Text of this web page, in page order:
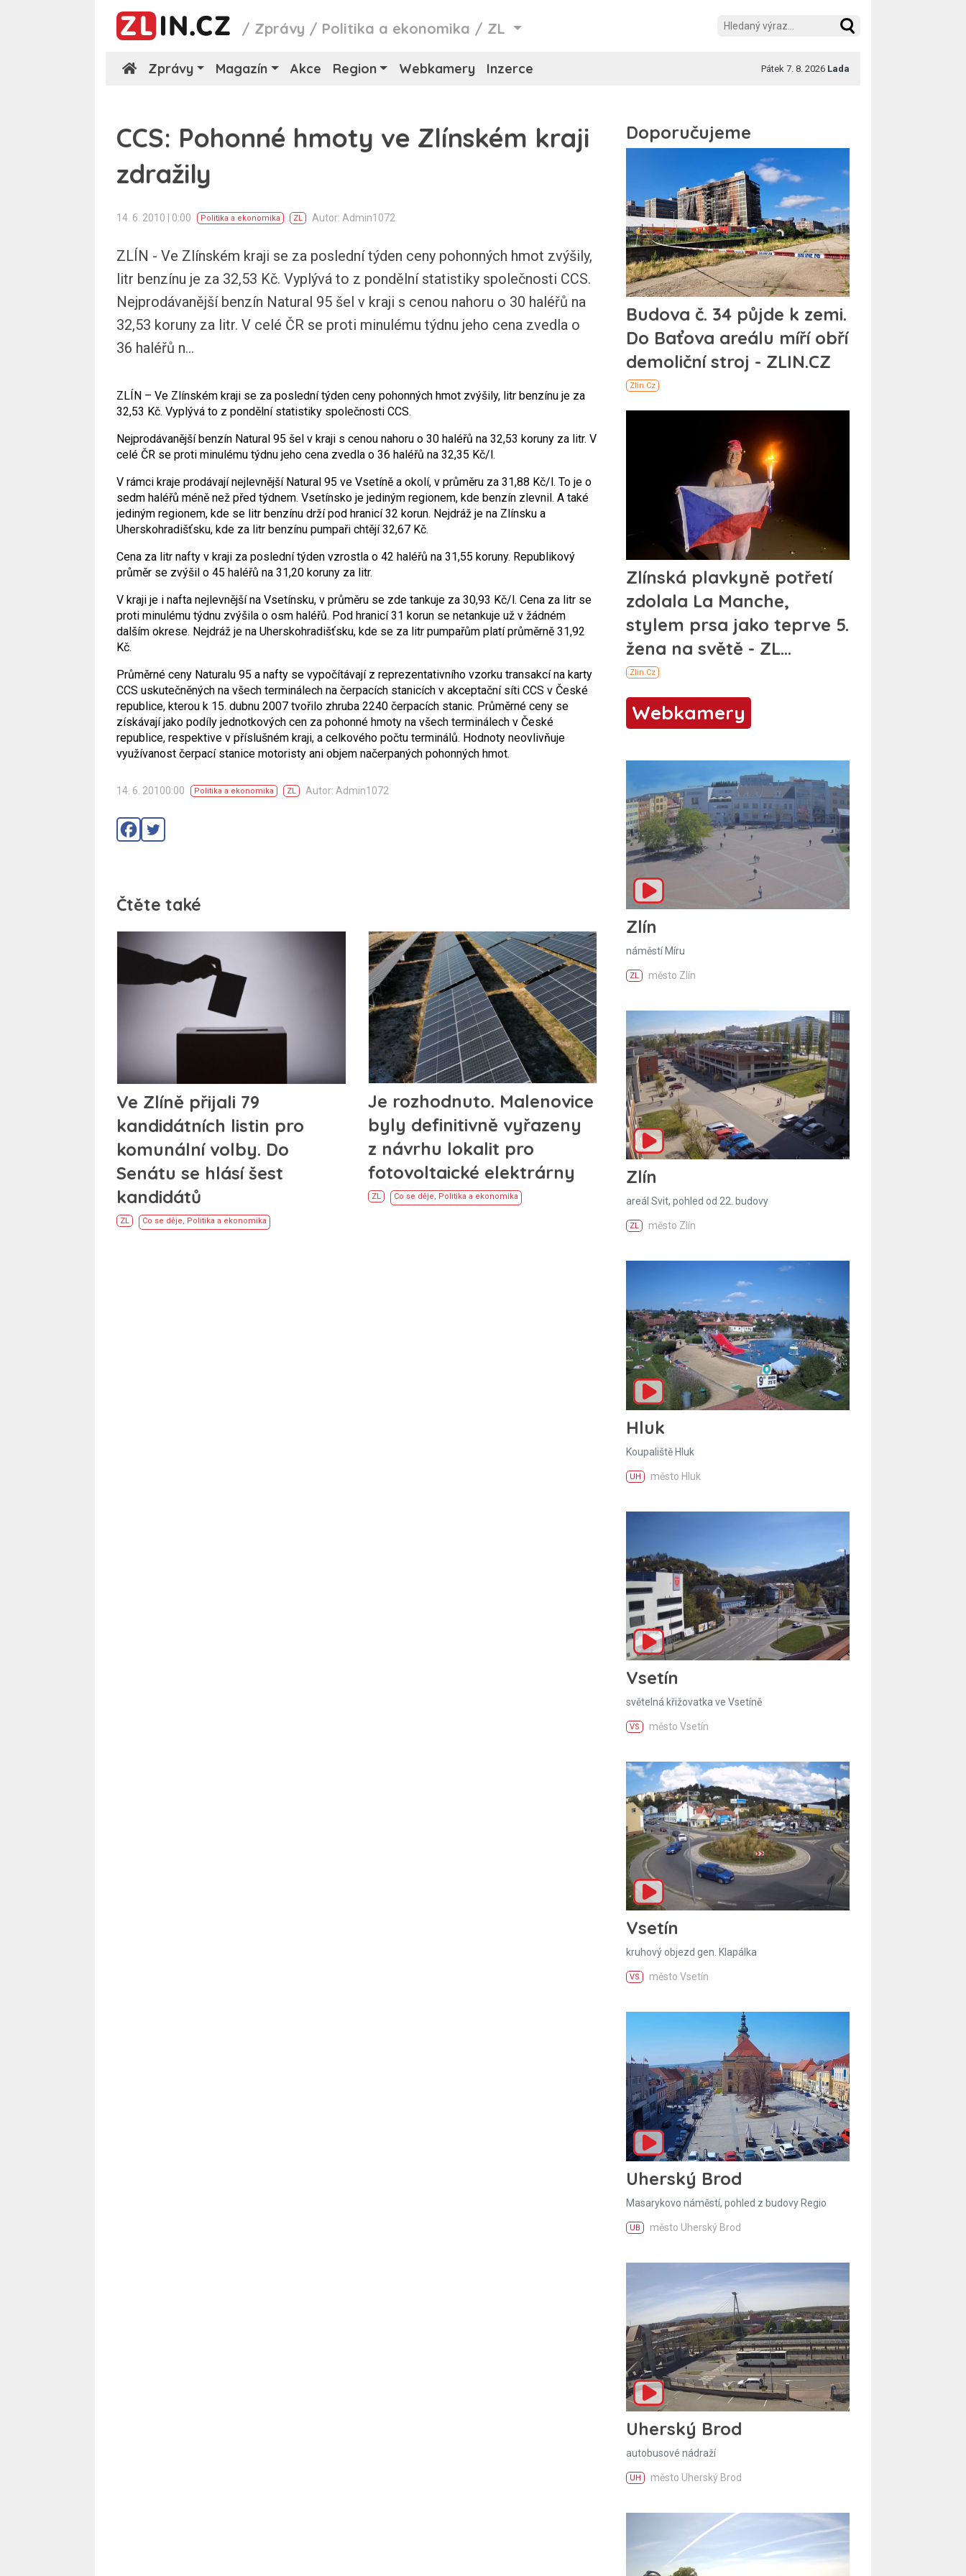
/ Zprávy / Politika a ekonomika / ZL
Zprávy Magazín Akce Region Webkamery Inzerce Pátek 7. 8. 2026 Lada
CCS: Pohonné hmoty ve Zlínském kraji
zdražily
14. 6. 2010 | 0:00 Politika a ekonomika ZL Autor: Admin1072
ZLÍN - Ve Zlínském kraji se za poslední týden ceny pohonných hmot zvýšily,
litr benzínu je za 32,53 Kč. Vyplývá to z pondělní statistiky společnosti CCS.
Nejprodávanější benzín Natural 95 šel v kraji s cenou nahoru o 30 haléřů na
32,53 koruny za litr. V celé ČR se proti minulému týdnu jeho cena zvedla o
36 haléřů n...
ZLÍN – Ve Zlínském kraji se za poslední týden ceny pohonných hmot zvýšily, litr benzínu je za
32,53 Kč. Vyplývá to z pondělní statistiky společnosti CCS.
Nejprodávanější benzín Natural 95 šel v kraji s cenou nahoru o 30 haléřů na 32,53 koruny za litr. V
celé ČR se proti minulému týdnu jeho cena zvedla o 36 haléřů na 32,35 Kč/l.
V rámci kraje prodávají nejlevnější Natural 95 ve Vsetíně a okolí, v průměru za 31,88 Kč/l. To je o
sedm haléřů méně než před týdnem. Vsetínsko je jediným regionem, kde benzín zlevnil. A také
jediným regionem, kde se litr benzínu drží pod hranicí 32 korun. Nejdráž je na Zlínsku a
Uherskohradišťsku, kde za litr benzínu pumpaři chtějí 32,67 Kč.
Cena za litr nafty v kraji za poslední týden vzrostla o 42 haléřů na 31,55 koruny. Republikový
průměr se zvýšil o 45 haléřů na 31,20 koruny za litr.
V kraji je i nafta nejlevnější na Vsetínsku, v průměru se zde tankuje za 30,93 Kč/l. Cena za litr se
proti minulému týdnu zvýšila o osm haléřů. Pod hranicí 31 korun se netankuje už v žádném
dalším okrese. Nejdráž je na Uherskohradišťsku, kde se za litr pumpařům platí průměrně 31,92
Kč.
Průměrné ceny Naturalu 95 a nafty se vypočítávají z reprezentativního vzorku transakcí na karty
CCS uskutečněných na všech terminálech na čerpacích stanicích v akceptační síti CCS v České
republice, kterou k 15. dubnu 2007 tvořilo zhruba 2240 čerpacích stanic. Průměrné ceny se
získávají jako podíly jednotkových cen za pohonné hmoty na všech terminálech v České
republice, respektive v příslušném kraji, a celkového počtu terminálů. Hodnoty neovlivňuje
využívanost čerpací stanice motoristy ani objem načerpaných pohonných hmot.
14. 6. 20100:00 Politika a ekonomika ZL Autor: Admin1072
Čtěte také
Ve Zlíně přijali 79
kandidátních listin pro
komunální volby. Do
Senátu se hlásí šest
kandidátů
ZL Co se děje, Politika a ekonomika
Je rozhodnuto. Malenovice
byly definitivně vyřazeny
z návrhu lokalit pro
fotovoltaické elektrárny
ZL Co se děje, Politika a ekonomika
Webkamery
Zlín
náměstí Míru
ZL město Zlín
Zlín
areál Svit, pohled od 22. budovy
ZL město Zlín
Hluk
Koupaliště Hluk
UH město Hluk
Vsetín
světelná křižovatka ve Vsetíně
VS město Vsetín
Vsetín
kruhový objezd gen. Klapálka
VS město Vsetín
Uherský Brod
Masarykovo náměstí, pohled z budovy Regio
UB město Uherský Brod
Uherský Brod
autobusové nádraží
UH město Uherský Brod